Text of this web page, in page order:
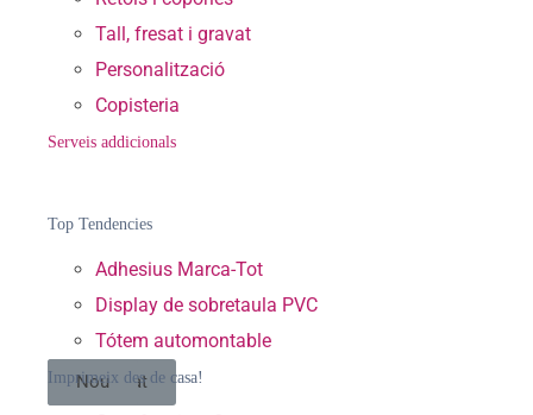
Tall, fresat i gravat
Personalització
Copisteria
Serveis addicionals
Top Tendencies
Adhesius Marca-Tot
Display de sobretaula PVC
Tótem automontable
Destacat
Nou
Imprimeix des de casa!